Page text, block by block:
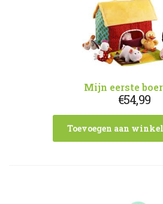
Mijn eerste
€54,99
Toevoegen aan